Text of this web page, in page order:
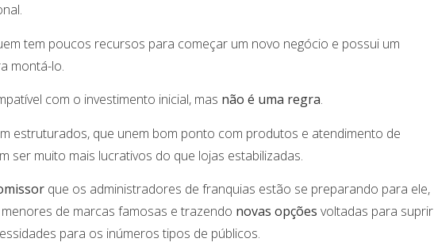
tem poucos recursos para começar um novo negócio e possui um
montá-lo.
com o investimento inicial, mas não é uma regra.
estruturados, que unem bom ponto com produtos e atendimento de
ser muito mais lucrativos do que lojas estabilizadas.
que os administradores de franquias estão se preparando para ele,
de marcas famosas e trazendo novas opções voltadas para suprir
para os inúmeros tipos de públicos.